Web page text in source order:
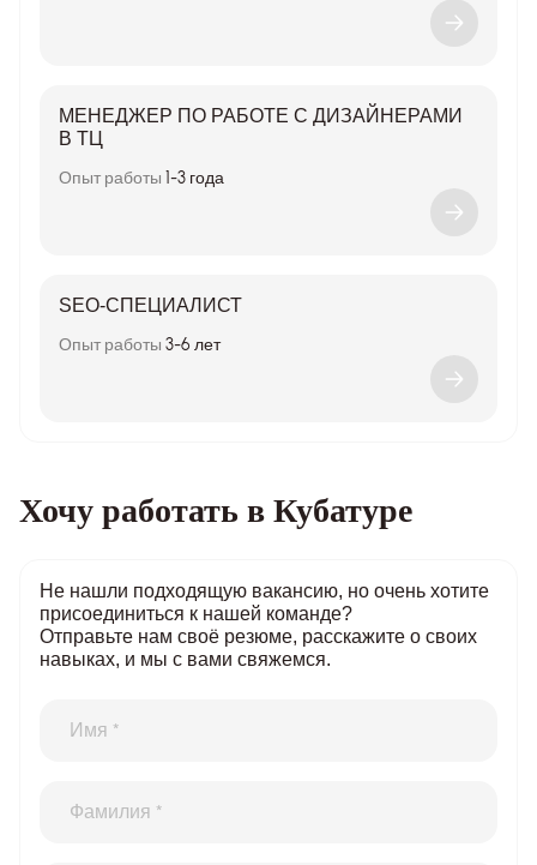
МЕНЕДЖЕР ПО РАБОТЕ С ДИЗАЙНЕРАМИ
В ТЦ
Опыт работы 1-3 года
SEO-СПЕЦИАЛИСТ
Опыт работы 3-6 лет
Хочу работать в Кубатуре
Не нашли подходящую вакансию, но очень хотите
присоединиться к нашей команде?
Отправьте нам своё резюме, расскажите о своих
навыках, и мы с вами свяжемся.